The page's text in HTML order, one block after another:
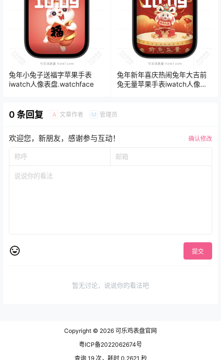
兔年小兔子送福字苹果手表
iwatch人像表盘.watchface
兔年新年喜庆热闹兔年大吉前
兔无量苹果手表iwatch人像表
0 条回复 A 文章作者 M 管理员
欢迎您，新朋友，感谢参与互动！ 确认修改
提交
暂无讨论，说说你的看法吧
Copyright © 2026 可乐鸡表盘官网
粤ICP备2022062674号
查询 19 次，耗时 0.2621 秒